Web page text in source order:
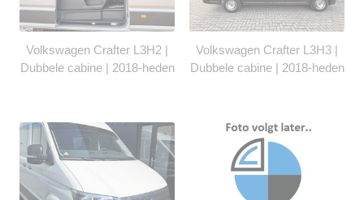
Volkswagen Crafter L3H2 |
Dubbele cabine | 2018-heden
Volkswagen Crafter L3H3 |
Dubbele cabine | 2018-heden